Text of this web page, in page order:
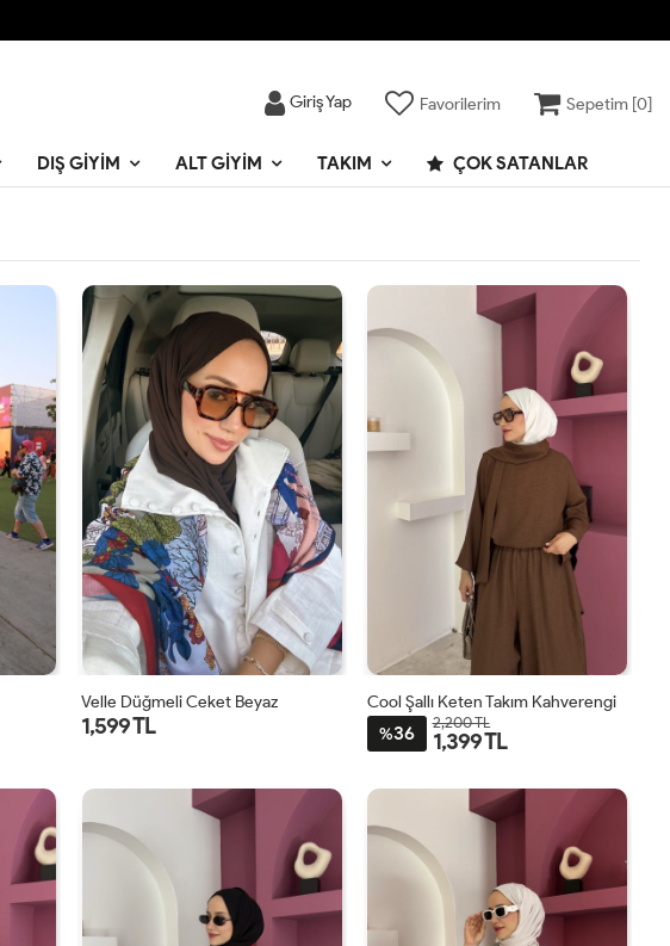
Giriş Yap Favorilerim Sepetim [0]
DIŞ GIYIM ALT GIYIM TAKIM ÇOK SATANLAR
Velle Düğmeli Ceket Beyaz
1,599 TL
Cool Şallı Keten Takım Kahverengi
%36 2,200 TL
1,399 TL